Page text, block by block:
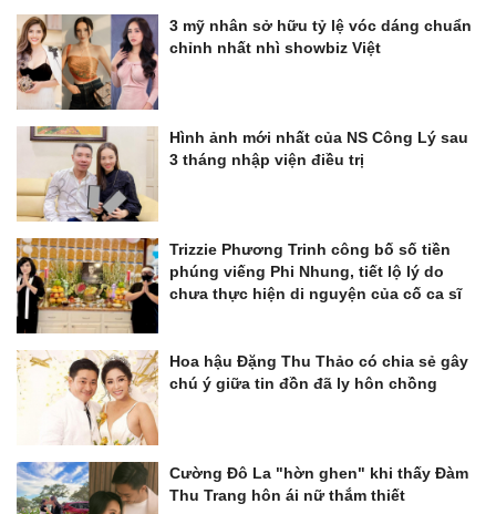
3 mỹ nhân sở hữu tỷ lệ vóc dáng chuẩn
chỉnh nhất nhì showbiz Việt
Hình ảnh mới nhất của NS Công Lý sau
3 tháng nhập viện điều trị
Trizzie Phương Trinh công bố số tiền
phúng viếng Phi Nhung, tiết lộ lý do
chưa thực hiện di nguyện của cố ca sĩ
Hoa hậu Đặng Thu Thảo có chia sẻ gây
chú ý giữa tin đồn đã ly hôn chồng
Cường Đô La "hờn ghen" khi thấy Đàm
Thu Trang hôn ái nữ thắm thiết